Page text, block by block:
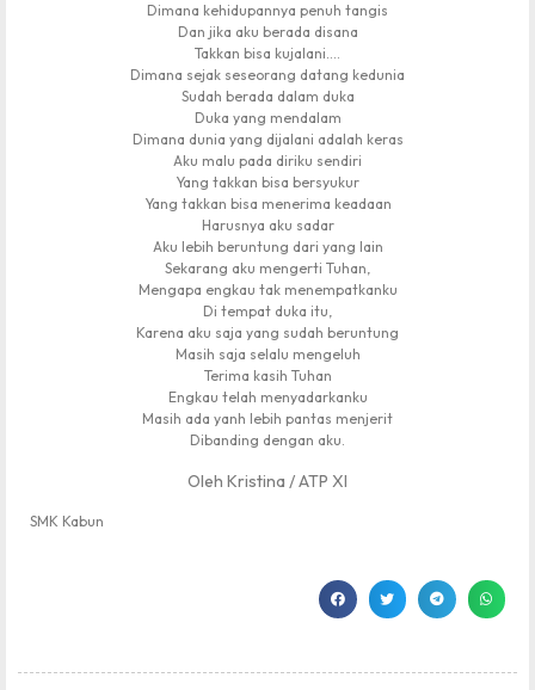
Dimana kehidupannya penuh tangis
Dan jika aku berada disana
Takkan bisa kujalani….
Dimana sejak seseorang datang kedunia
Sudah berada dalam duka
Duka yang mendalam
Dimana dunia yang dijalani adalah keras
Aku malu pada diriku sendiri
Yang takkan bisa bersyukur
Yang takkan bisa menerima keadaan
Harusnya aku sadar
Aku lebih beruntung dari yang lain
Sekarang aku mengerti Tuhan,
Mengapa engkau tak menempatkanku
Di tempat duka itu,
Karena aku saja yang sudah beruntung
Masih saja selalu mengeluh
Terima kasih Tuhan
Engkau telah menyadarkanku
Masih ada yanh lebih pantas menjerit
Dibanding dengan aku.
Oleh Kristina / ATP XI
SMK Kabun